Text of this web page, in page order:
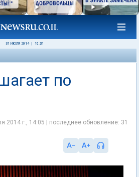
31 ИЮЛЯ 2014 10:31
по
2014 г., 14:05 | последнее обновление: 31